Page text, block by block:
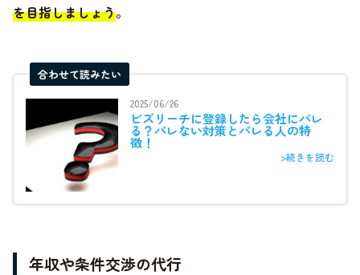
を目指しましょう。
合わせて読みたい
2025/06/26
ビズリーチに登録したら会社にバレ
る？バレない対策とバレる人の特
徴！
>続きを読む
年収や条件交渉の代行